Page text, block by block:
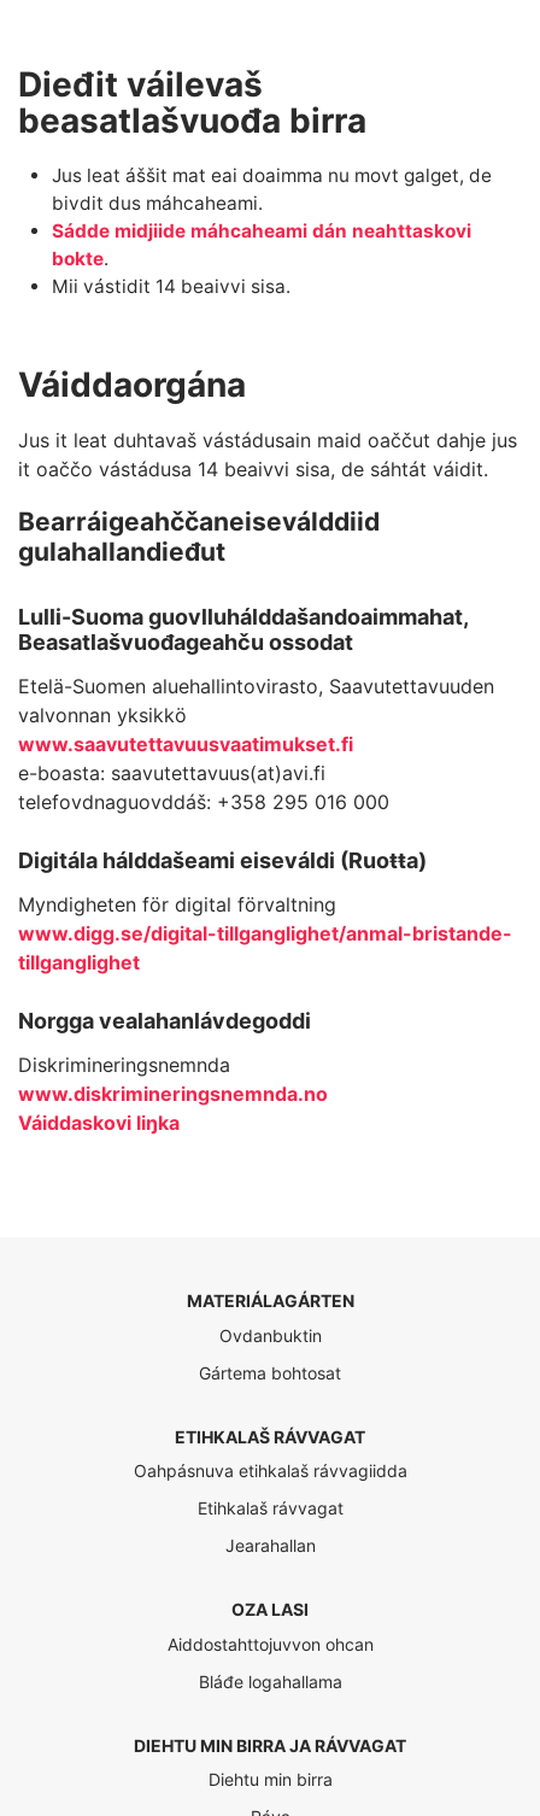
Dieđit váilevaš
beasatlašvuođa birra
Jus leat áššit mat eai doaimma nu movt galget, de
bivdit dus máhcaheami.
Sádde midjiide máhcaheami dán neahttaskovi
bokte.
Mii vástidit 14 beaivvi sisa.
Váiddaorgána
Jus it leat duhtavaš vástádusain maid oaččut dahje jus
it oaččo vástádusa 14 beaivvi sisa, de sáhtát váidit.
Bearráigeahččaneiseválddiid
gulahallandieđut
Lulli-Suoma guovlluhálddašandoaimmahat,
Beasatlašvuođageahču ossodat
Etelä-Suomen aluehallintovirasto, Saavutettavuuden
valvonnan yksikkö
www.saavutettavuusvaatimukset.fi
e-boasta: saavutettavuus(at)avi.fi
telefovdnaguovddáš: +358 295 016 000
Digitála hálddašeami eiseváldi (Ruoŧŧa)
Myndigheten för digital förvaltning
www.digg.se/digital-tillganglighet/anmal-bristande-
tillganglighet
Norgga vealahanlávdegoddi
Diskrimineringsnemnda
www.diskrimineringsnemnda.no
Váiddaskovi liŋka
MATERIÁLAGÁRTEN
Ovdanbuktin
Gártema bohtosat
ETIHKALAŠ RÁVVAGAT
Oahpásnuva etihkalaš rávvagiidda
Etihkalaš rávvagat
Jearahallan
OZA LASI
Aiddostahttojuvvon ohcan
Bláđe logahallama
DIEHTU MIN BIRRA JA RÁVVAGAT
Diehtu min birra